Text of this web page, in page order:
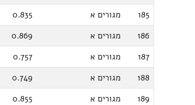
185
מגורים א 0.835
186
מגורים א 0.869
187
מגורים א 0.757
188
מגורים א 0.749
189
מגורים א 0.855